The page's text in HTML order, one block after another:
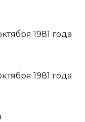
1981 года
1981 года